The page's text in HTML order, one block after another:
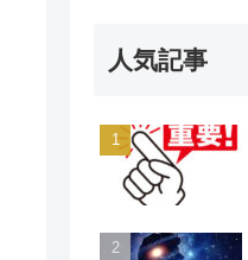
人気記事